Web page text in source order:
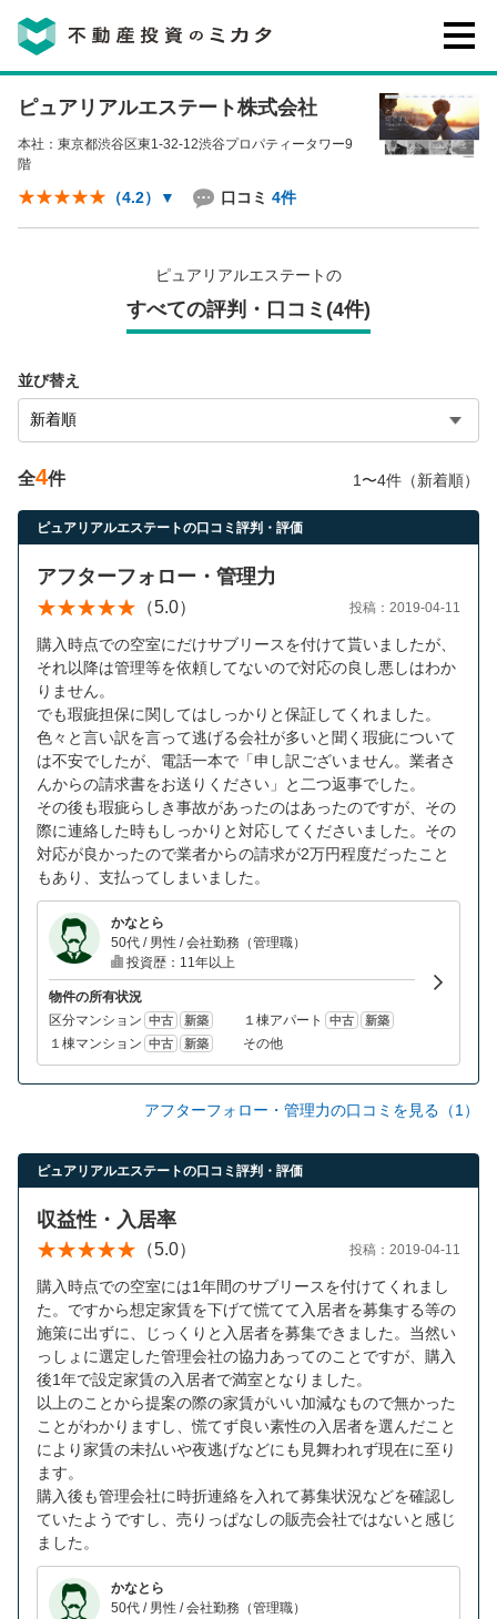
不動産投資のミカタとは
ご質問・ご予約 電話する
ピュアリアルエステート株式会社
本社：東京都渋谷区東1-32-12渋谷プロパティータワー9
階
（4.2） ▼ 口コミ 4件
ピュアリアルエステートの
すべての評判・口コミ(4件)
並び替え
全4件 1〜4件（新着順）
ピュアリアルエステートの口コミ評判・評価
アフターフォロー・管理力
（5.0） 投稿：2019-04-11
購入時点での空室にだけサブリースを付けて貰いましたが、
それ以降は管理等を依頼してないので対応の良し悪しはわか
りません。
でも瑕疵担保に関してはしっかりと保証してくれました。
色々と言い訳を言って逃げる会社が多いと聞く瑕疵について
は不安でしたが、電話一本で「申し訳ございません。業者さ
んからの請求書をお送りください」と二つ返事でした。
その後も瑕疵らしき事故があったのはあったのですが、その
際に連絡した時もしっかりと対応してくださいました。その
対応が良かったので業者からの請求が2万円程度だったこと
もあり、支払ってしまいました。
かなとら
50代 / 男性 / 会社勤務（管理職）
投資歴：11年以上
物件の所有状況
区分マンション 中古 新築 １棟アパート 中古 新築
１棟マンション 中古 新築 その他
アフターフォロー・管理力の口コミを見る（1）
ピュアリアルエステートの口コミ評判・評価
収益性・入居率
（5.0） 投稿：2019-04-11
購入時点での空室には1年間のサブリースを付けてくれまし
た。ですから想定家賃を下げて慌てて入居者を募集する等の
施策に出ずに、じっくりと入居者を募集できました。当然い
っしょに選定した管理会社の協力あってのことですが、購入
後1年で設定家賃の入居者で満室となりました。
以上のことから提案の際の家賃がいい加減なもので無かった
ことがわかりますし、慌てず良い素性の入居者を選んだこと
により家賃の未払いや夜逃げなどにも見舞われず現在に至り
ます。
購入後も管理会社に時折連絡を入れて募集状況などを確認し
ていたようですし、売りっぱなしの販売会社ではないと感じ
ました。
かなとら
50代 / 男性 / 会社勤務（管理職）